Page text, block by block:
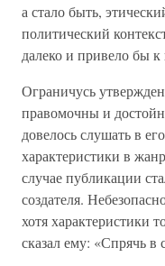
а стало быть,
политический
далеко и привело бы
Ограничусь
правомочны и
довелось слушать в
характеристики в
случае публикации
создателя.
хотя характеристики
сказал ему: «Спрячь в